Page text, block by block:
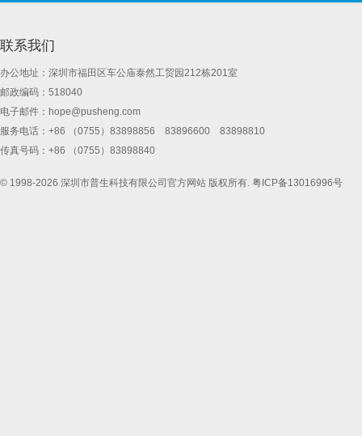
联系我们
办公地址：深圳市福田区车公庙泰然工贸园212栋201室
邮政编码：518040
电子邮件： hope@pusheng.com
服务电话：+86 （0755）83898856 83896600 83898810
传真号码：+86 （0755）83898840
© 1998-2026 深圳市普生科技有限公司官方网站 版权所有. 粤ICP备13016996号